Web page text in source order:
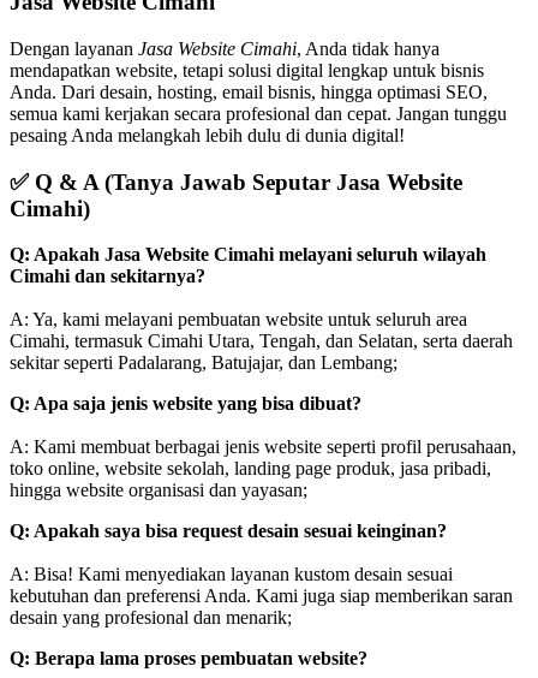
Dengan layanan Jasa Website Cimahi, Anda tidak hanya
mendapatkan website, tetapi solusi digital lengkap untuk bisnis
Anda. Dari desain, hosting, email bisnis, hingga optimasi SEO,
semua kami kerjakan secara profesional dan cepat. Jangan tunggu
pesaing Anda melangkah lebih dulu di dunia digital!
✅ Q & A (Tanya Jawab Seputar Jasa Website
Cimahi)
Q: Apakah Jasa Website Cimahi melayani seluruh wilayah
Cimahi dan sekitarnya?
A: Ya, kami melayani pembuatan website untuk seluruh area
Cimahi, termasuk Cimahi Utara, Tengah, dan Selatan, serta daerah
sekitar seperti Padalarang, Batujajar, dan Lembang;
Q: Apa saja jenis website yang bisa dibuat?
A: Kami membuat berbagai jenis website seperti profil perusahaan,
toko online, website sekolah, landing page produk, jasa pribadi,
hingga website organisasi dan yayasan;
Q: Apakah saya bisa request desain sesuai keinginan?
A: Bisa! Kami menyediakan layanan kustom desain sesuai
kebutuhan dan preferensi Anda. Kami juga siap memberikan saran
desain yang profesional dan menarik;
Q: Berapa lama proses pembuatan website?